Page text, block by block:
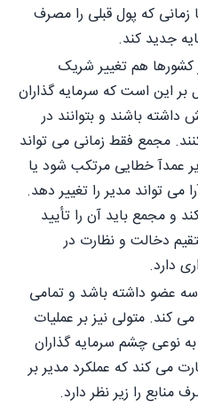
که پول قبلی را مصرف
جدید کند.
کشورها هم تغییر شریک
این است که سرمایه گذاران
باشند و بتوانند در
مجمع فقط زمانی می تواند
عمدآ خطایی مرتکب شود یا
تواند مدیر را تغيير دهد.
و مجمع باید آن را تأیید
دخالت و نظارت در
دارد.
سه عضو داشته باشد و تمامی
کند. متولی نیز بر عمليات
نوعی چشم سرمایه گذاران
می کند که عملکرد مدیر بر
منابع را زیر نظر دارد.